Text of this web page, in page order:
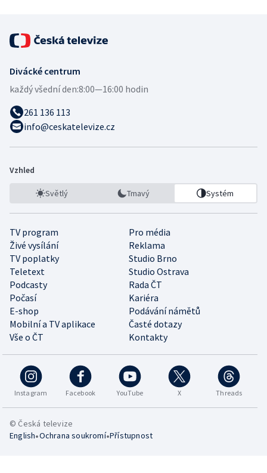
Divácké centrum
každý všední den:8:00—16:00 hodin
261 136 113
info@ceskatelevize.cz
Vzhled
Světlý Tmavý Systém
TV program
Pro média
Živé vysílání
Reklama
TV poplatky
Studio Brno
Teletext
Studio Ostrava
Podcasty
Rada ČT
Počasí
Kariéra
E-shop
Podávání námětů
Mobilní a TV aplikace
Časté dotazy
Vše o ČT
Kontakty
Instagram Facebook YouTube X Threads
© Česká televize
English•Ochrana soukromí•Přístupnost